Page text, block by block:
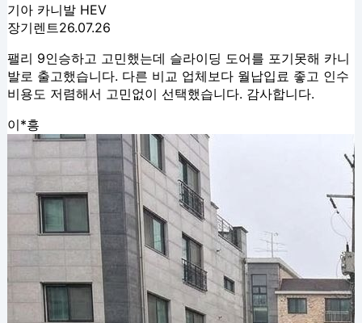
기아 카니발 HEV
장기렌트26.07.26
팰리 9인승하고 고민했는데 슬라이딩 도어를 포기못해 카니
발로 출고했습니다. 다른 비교 업체보다 월납입료 좋고 인수
비용도 저렴해서 고민없이 선택했습니다. 감사합니다.
이*흥